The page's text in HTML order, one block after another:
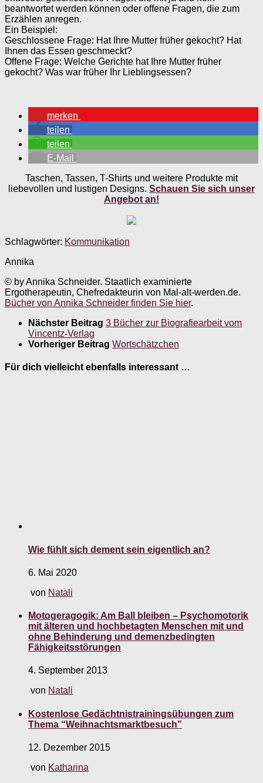
beantwortet werden können oder offene Fragen, die zum
Erzählen anregen.
Ein Beispiel:
Geschlossene Frage: Hat Ihre Mutter früher gekocht? Hat
Ihnen das Essen geschmeckt?
Offene Frage: Welche Gerichte hat Ihre Mutter früher
gekocht? Was war früher Ihr Lieblingsessen?
merken
teilen
teilen
E-Mail
Taschen, Tassen, T-Shirts und weitere Produkte mit
liebevollen und lustigen Designs. Schauen Sie sich unser
Angebot an!
Schlagwörter: Kommunikation
Annika
© by Annika Schneider. Staatlich examinierte
Ergotherapeutin, Chefredakteurin von Mal-alt-werden.de.
Bücher von Annika Schneider finden Sie hier.
Nächster Beitrag 3 Bücher zur Biografiearbeit vom
Vincentz-Verlag
Vorheriger Beitrag Wortschätzchen
Für dich vielleicht ebenfalls interessant …
Wie fühlt sich dement sein eigentlich an?
6. Mai 2020
von Natali
Motogeragogik: Am Ball bleiben – Psychomotorik
mit älteren und hochbetagten Menschen mit und
ohne Behinderung und demenzbedingten
Fähigkeitsstörungen
4. September 2013
von Natali
Kostenlose Gedächtnistrainingsübungen zum
Thema “Weihnachtsmarktbesuch”
12. Dezember 2015
von Katharina